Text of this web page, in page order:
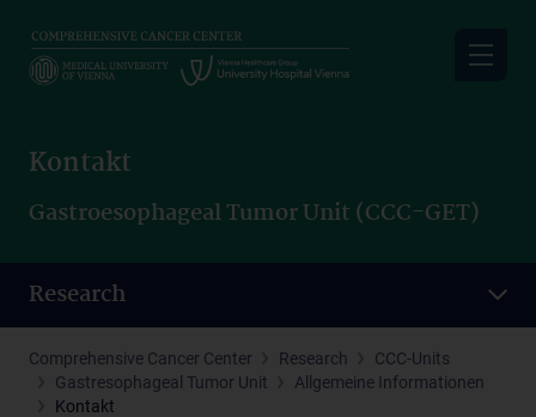
main
Kontakt
Gastroesophageal Tumor Unit (CCC-GET)
Research
Comprehensive Cancer Center Research
CCC-Units
Gastresophageal Tumor Unit
Allgemeine Informationen
Kontakt